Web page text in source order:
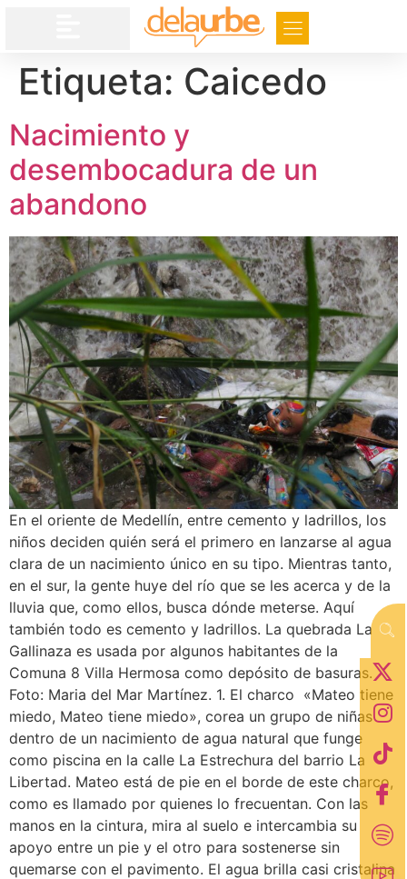
Etiqueta: Caicedo
Nacimiento y
desembocadura de un
abandono
En el oriente de Medellín, entre cemento y ladrillos, los
niños deciden quién será el primero en lanzarse al agua
clara de un nacimiento único en su tipo. Mientras tanto,
en el sur, la gente huye del río que se les acerca y de la
lluvia que, como ellos, busca dónde meterse. Aquí
también todo es cemento y ladrillos. La quebrada La
Gallinaza es usada por algunos habitantes de la
Comuna 8 Villa Hermosa como depósito de basuras.
Foto: Maria del Mar Martínez. 1. El charco «Mateo tiene
miedo, Mateo tiene miedo», corea un grupo de niñas
dentro de un nacimiento de agua natural que funge
como piscina en la calle La Estrechura del barrio La
Libertad. Mateo está de pie en el borde de este charco,
como es llamado por quienes lo frecuentan. Con las
manos en la cintura, mira al suelo e intercambia su
apoyo entre un pie y el otro para sostenerse sin
quemarse con el pavimento. El agua brilla casi cristalina